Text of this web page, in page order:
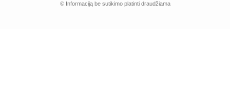
© Informaciją be sutikimo platinti draudžiama